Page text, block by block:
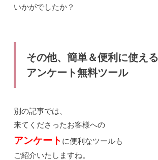
いかがでしたか？
その他、簡単＆便利に使える
アンケート無料ツール
別の記事では、
来てくださったお客様への
アンケート に便利なツールも
ご紹介いたしますね。